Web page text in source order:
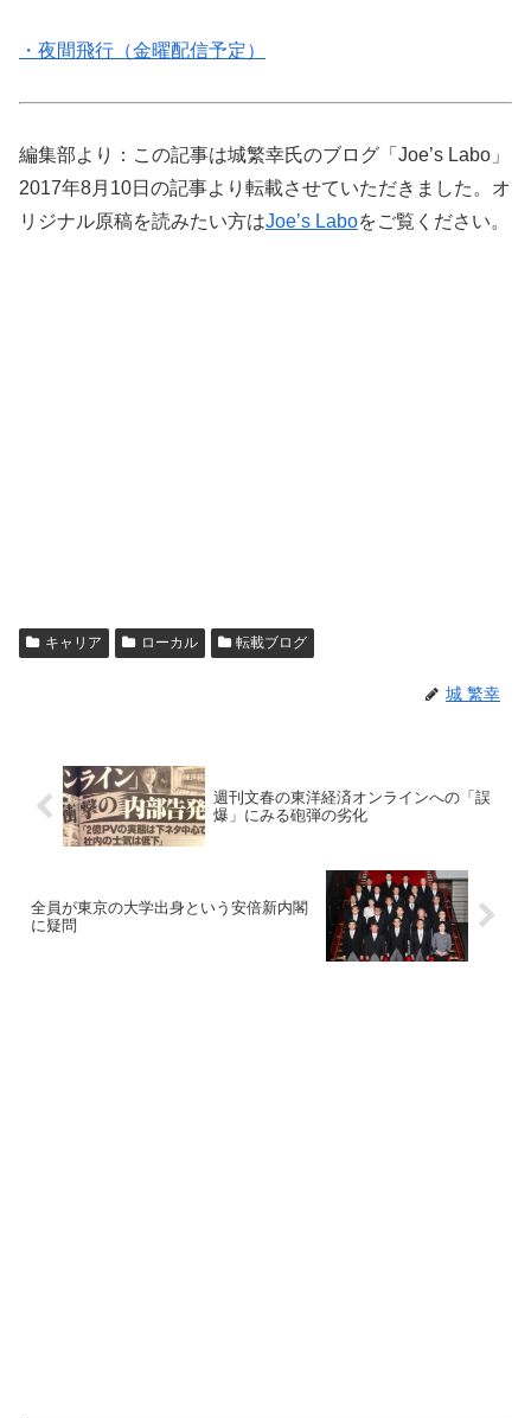
・夜間飛行（金曜配信予定）
編集部より：この記事は城繁幸氏のブログ「Joe’s Labo」
2017年8月10日の記事より転載させていただきました。オ
リジナル原稿を読みたい方はJoe’s Laboをご覧ください。
キャリア ローカル 転載ブログ
城 繁幸
週刊文春の東洋経済オンラインへの「誤
爆」にみる砲弾の劣化
全員が東京の大学出身という安倍新内閣
に疑問